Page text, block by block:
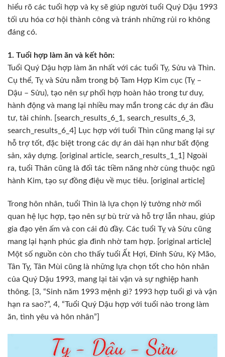
hiểu rõ các tuổi hợp và kỵ sẽ giúp người tuổi Quý Dậu 1993
tối ưu hóa cơ hội thành công và tránh những rủi ro không
đáng có.
1. Tuổi hợp làm ăn và kết hôn:
Tuổi Quý Dậu hợp làm ăn nhất với các tuổi Tỵ, Sửu và Thìn.
Cụ thể, Tỵ và Sửu nằm trong bộ Tam Hợp Kim cục (Tỵ –
Dậu – Sửu), tạo nên sự phối hợp hoàn hảo trong tư duy,
hành động và mang lại nhiều may mắn trong các dự án đầu
tư, tài chính. [search_results_6_1, search_results_6_3,
search_results_6_4] Lục hợp với tuổi Thìn cũng mang lại sự
hỗ trợ tốt, đặc biệt trong các dự án dài hạn như bất động
sản, xây dựng. [original article, search_results_1_1] Ngoài
ra, tuổi Thân cũng là đối tác tiềm năng nhờ cùng thuộc ngũ
hành Kim, tạo sự đồng điệu về mục tiêu. [original article]
Trong hôn nhân, tuổi Thìn là lựa chọn lý tưởng nhờ mối
quan hệ lục hợp, tạo nên sự bù trừ và hỗ trợ lẫn nhau, giúp
gia đạo yên ấm và con cái đủ đầy. Các tuổi Tỵ và Sửu cũng
mang lại hạnh phúc gia đình nhờ tam hợp. [original article]
Một số nguồn còn cho thấy tuổi Ất Hợi, Đinh Sửu, Kỷ Mão,
Tân Tỵ, Tân Mùi cũng là những lựa chọn tốt cho hôn nhân
của Quý Dậu 1993, mang lại tài vận và sự nghiệp hanh
thông. [3, “Sinh năm 1993 mệnh gì? 1993 hợp tuổi gì và vận
hạn ra sao?”, 4, “Tuổi Quý Dậu hợp với tuổi nào trong làm
ăn, tình yêu và hôn nhân”]